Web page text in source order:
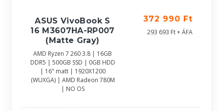
ASUS VivoBook S
16 M3607HA-RP007
(Matte Gray)
AMD Ryzen 7 260 3.8 | 16GB
DDR5 | 500GB SSD | 0GB HDD
| 16" matt | 1920X1200
(WUXGA) | AMD Radeon 780M
| NO OS
372 990 Ft
293 693 Ft + ÁFA